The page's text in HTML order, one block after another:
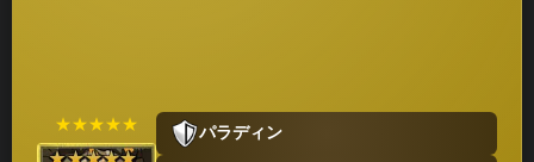
★★★★★
パラディン